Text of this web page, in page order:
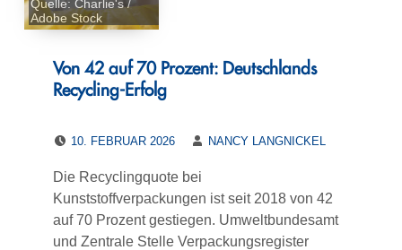
Quelle: Charlie's /
Adobe Stock
Von 42 auf 70 Prozent: Deutschlands
Recycling-Erfolg
10. FEBRUAR 2026
NANCY LANGNICKEL
Die Recyclingquote bei
Kunststoffverpackungen ist seit 2018 von 42
auf 70 Prozent gestiegen. Umweltbundesamt
und Zentrale Stelle Verpackungsregister